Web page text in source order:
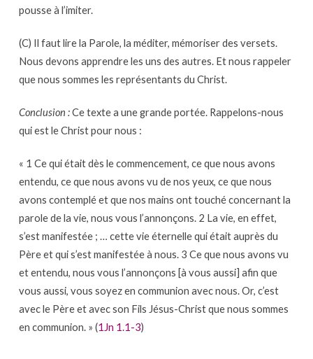
pousse à l’imiter.
(C) Il faut lire la Parole, la méditer, mémoriser des versets.
Nous devons apprendre les uns des autres. Et nous rappeler
que nous sommes les représentants du Christ.
Conclusion :Ce texte a une grande portée. Rappelons-nous
qui est le Christ pour nous :
« 1 Ce qui était dès le commencement, ce que nous avons
entendu, ce que nous avons vu de nos yeux, ce que nous
avons contemplé et que nos mains ont touché concernant la
parole de la vie, nous vous l’annonçons. 2 La vie, en effet,
s’est manifestée ; … cette vie éternelle qui était auprès du
Père et qui s’est manifestée à nous. 3 Ce que nous avons vu
et entendu, nous vous l’annonçons [à vous aussi] afin que
vous aussi, vous soyez en communion avec nous. Or, c’est
avec le Père et avec son Fils Jésus-Christ que nous sommes
en communion. » (1Jn 1.1-3)